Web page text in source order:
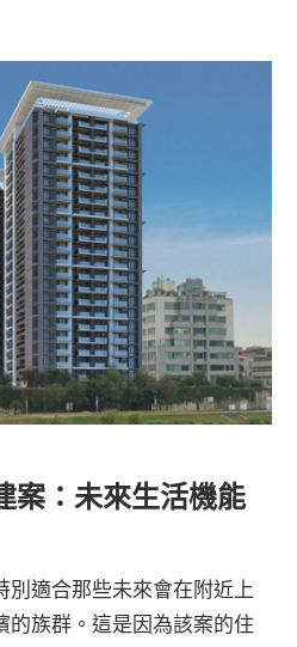
案：未來生活機能
別適合那些未來會在附近上
的族群。這是因為該案的住